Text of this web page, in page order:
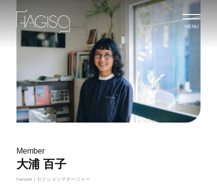
MENU
Member
大浦 百子
hanare | セクションマネージャー